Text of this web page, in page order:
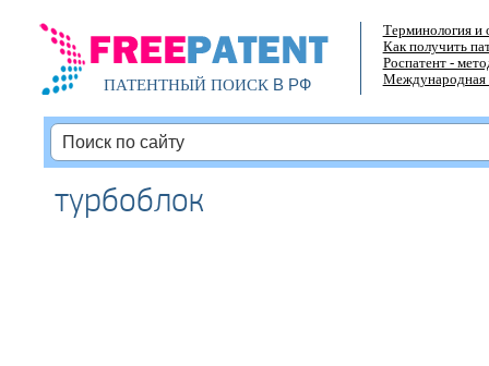
ПАТЕНТНЫЙ ПОИСКВ РФ
Терминология и
Как получить
Роспатент -
Международная
турбоблок